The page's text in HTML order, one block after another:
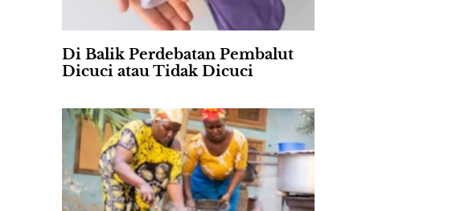
Di Balik Perdebatan Pembalut
Dicuci atau Tidak Dicuci